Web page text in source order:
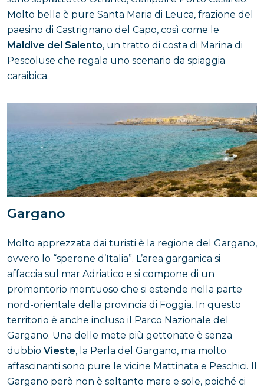
Molto bella è pure Santa Maria di Leuca, frazione del
paesino di Castrignano del Capo, così come le
Maldive del Salento, un tratto di costa di Marina di
Pescoluse che regala uno scenario da spiaggia
caraibica.
Gargano
Molto apprezzata dai turisti è la regione del Gargano,
ovvero lo “sperone d’Italia”. L’area garganica si
affaccia sul mar Adriatico e si compone di un
promontorio montuoso che si estende nella parte
nord-orientale della provincia di Foggia. In questo
territorio è anche incluso il Parco Nazionale del
Gargano. Una delle mete più gettonate è senza
dubbio Vieste, la Perla del Gargano, ma molto
affascinanti sono pure le vicine Mattinata e Peschici. Il
Gargano però non è soltanto mare e sole, poiché ci